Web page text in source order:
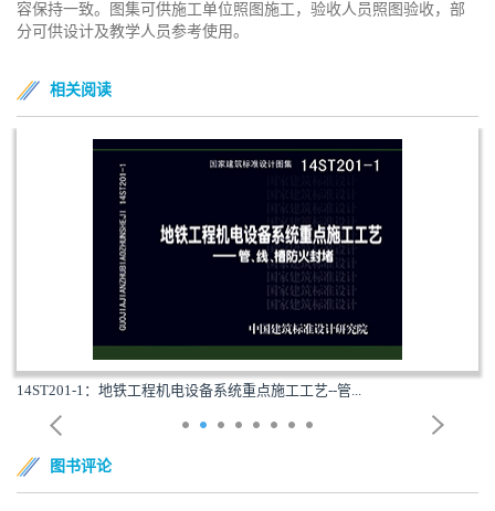
容保持一致。图集可供施工单位照图施工，验收人员照图验收，部
分可供设计及教学人员参考使用。
相关阅读
备系统重点施工工艺--管... 14ST201-2：地铁工程机
图书评论